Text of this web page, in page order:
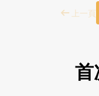
上一頁
首